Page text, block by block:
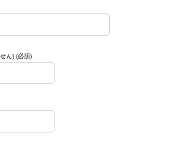
ん) (必須)